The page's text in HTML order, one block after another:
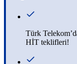
Türk
HİT teklifleri!